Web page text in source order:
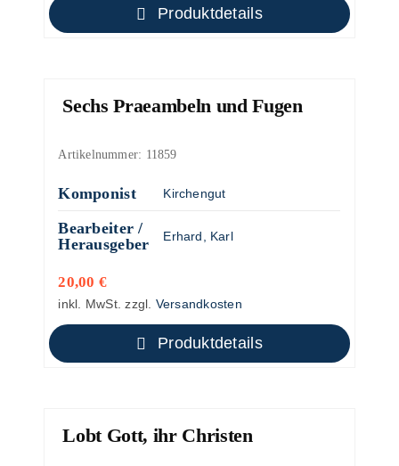
Produktdetails
Sechs Praeambeln und Fugen
Artikelnummer: 11859
Komponist Kirchengut
Bearbeiter /
Herausgeber
Erhard, Karl
20,00 €
inkl. MwSt. zzgl. Versandkosten
Produktdetails
Lobt Gott, ihr Christen